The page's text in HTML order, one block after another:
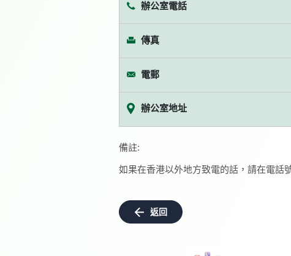
辦公室電話
傳真
電郵
辦公室地址
備註:
如果在香港以外地方致電的話，請在電話
返回